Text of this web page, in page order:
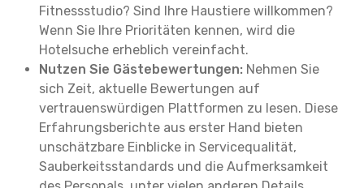
Fitnessstudio? Sind Ihre Haustiere willkommen?
Wenn Sie Ihre Prioritäten kennen, wird die
Hotelsuche erheblich vereinfacht.
Nutzen Sie Gästebewertungen: Nehmen Sie
sich Zeit, aktuelle Bewertungen auf
vertrauenswürdigen Plattformen zu lesen. Diese
Erfahrungsberichte aus erster Hand bieten
unschätzbare Einblicke in Servicequalität,
Sauberkeitsstandards und die Aufmerksamkeit